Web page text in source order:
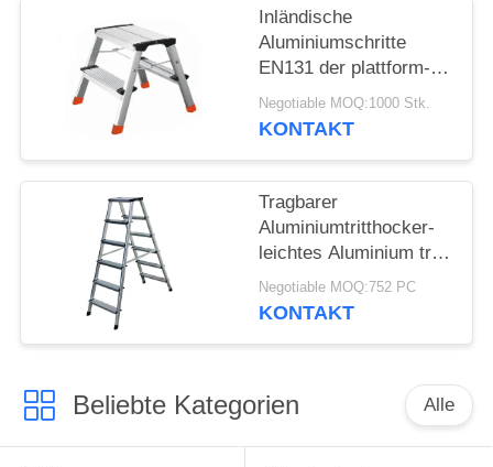
Inländische
Aluminiumschritte
EN131 der plattform-
Leiter-2x2 bescheinigt
Negotiable MOQ:1000 Stk.
KONTAKT
Tragbarer
Aluminiumtritthocker-
leichtes Aluminium tritt
Schritte 2x6
Negotiable MOQ:752 PC
KONTAKT
Beliebte Kategorien Alle